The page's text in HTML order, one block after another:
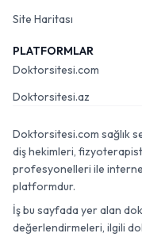
Site Haritası
PLATFORMLAR
Doktorsitesi.com
Doktorsitesi.az
Doktorsitesi.com sağlık
diş hekimleri,
profesyonelleri ile internet
platformdur.
İş bu sayfada yer alan
değerlendirmeleri, ilgili